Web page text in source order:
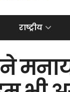
राष्ट्रीय